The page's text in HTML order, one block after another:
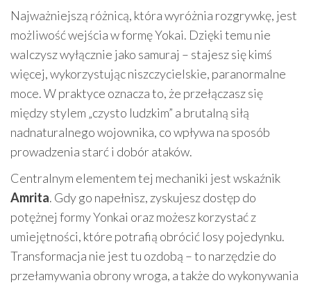
Najważniejszą różnicą, która wyróżnia rozgrywkę, jest
możliwość wejścia w formę Yokai. Dzięki temu nie
walczysz wyłącznie jako samuraj – stajesz się kimś
więcej, wykorzystując niszczycielskie, paranormalne
moce. W praktyce oznacza to, że przełączasz się
między stylem „czysto ludzkim” a brutalną siłą
nadnaturalnego wojownika, co wpływa na sposób
prowadzenia starć i dobór ataków.
Centralnym elementem tej mechaniki jest wskaźnik
Amrita. Gdy go napełnisz, zyskujesz dostęp do
potężnej formy Yonkai oraz możesz korzystać z
umiejętności, które potrafią obrócić losy pojedynku.
Transformacja nie jest tu ozdobą – to narzędzie do
przełamywania obrony wroga, a także do wykonywania